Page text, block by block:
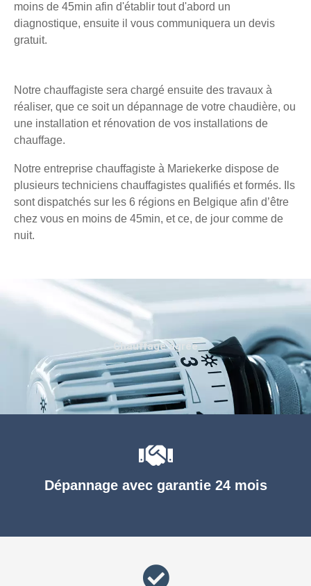
moins de 45min afin d'établir tout d'abord un
diagnostique, ensuite il vous communiquera un devis
gratuit.
Notre chauffagiste sera chargé ensuite des travaux à
réaliser, que ce soit un dépannage de votre chaudière, ou
une installation et rénovation de vos installations de
chauffage.
Notre entreprise chauffagiste à Mariekerke dispose de
plusieurs techniciens chauffagistes qualifiés et formés. Ils
sont dispatchés sur les 6 régions en Belgique afin d’être
chez vous en moins de 45min, et ce, de jour comme de
nuit.
Dépannage avec garantie 24 mois
Chauffage agréé